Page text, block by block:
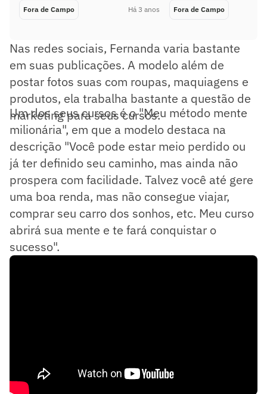
Fora de Campo Há 3 anos Fora de Campo
Nas redes sociais, Fernanda varia bastante
em suas publicações. A modelo além de
postar fotos suas com roupas, maquiagens e
produtos, ela trabalha bastante a questão de
marketing para seus cursos.
Um dos seus cursos é o "Meu método mente
milionária", em que a modelo destaca na
descrição "Você pode estar meio perdido ou
já ter definido seu caminho, mas ainda não
prospera com facilidade. Talvez você até gere
uma boa renda, mas não consegue viajar,
comprar seu carro dos sonhos, etc. Meu curso
abrirá sua mente e te fará conquistar o
sucesso".